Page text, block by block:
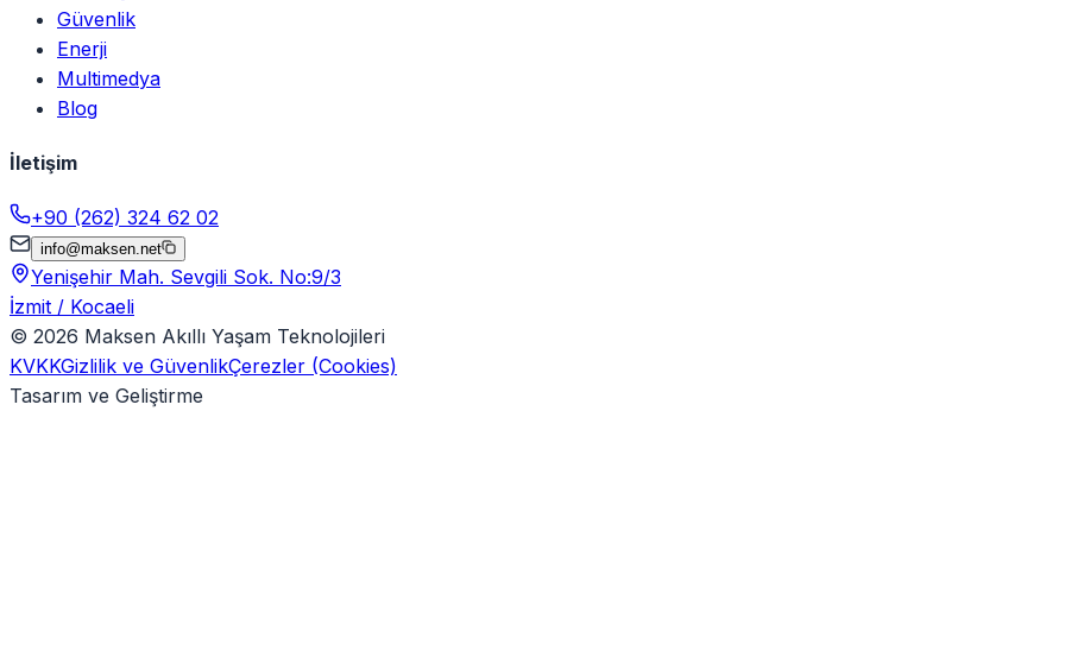
Güvenlik
Enerji
Multimedya
Blog
İletişim
+90 (262) 324 62 02
info@maksen.net
Yenişehir Mah. Sevgili Sok. No:9/3
İzmit / Kocaeli
© 2026 Maksen Akıllı Yaşam Teknolojileri
KVKKGizlilik ve GüvenlikÇerezler (Cookies)
Tasarım ve Geliştirme